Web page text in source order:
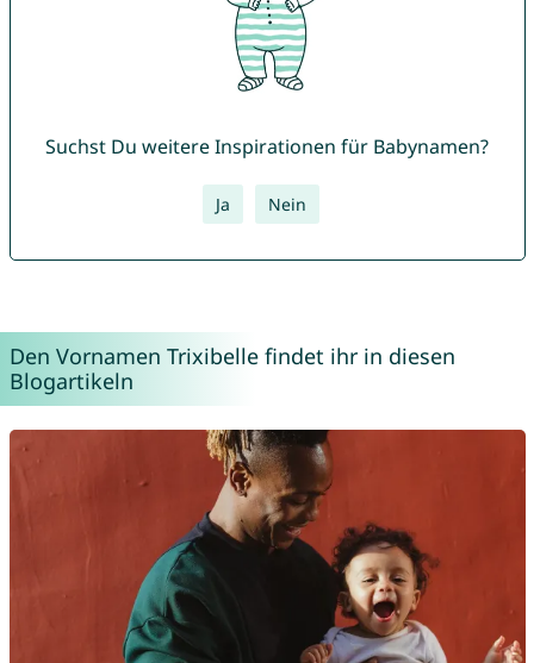
Suchst Du weitere Inspirationen für Babynamen?
Ja Nein
Den Vornamen Trixibelle findet ihr in diesen
Blogartikeln